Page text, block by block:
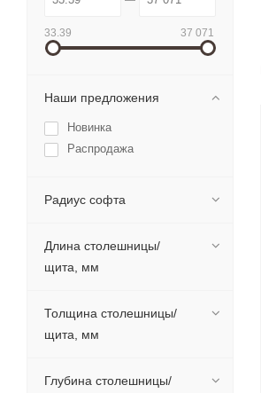
33.39 37 071
Наши предложения
Новинка
Распродажа
Радиус софта
Длина столешницы/
щита, мм
Толщина столешницы/
щита, мм
Глубина столешницы/